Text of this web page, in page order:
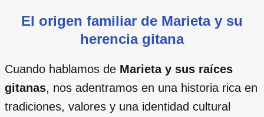
El origen familiar de Marieta y su
herencia gitana
Cuando hablamos de Marieta y sus raíces
gitanas, nos adentramos en una historia rica en
tradiciones, valores y una identidad cultural